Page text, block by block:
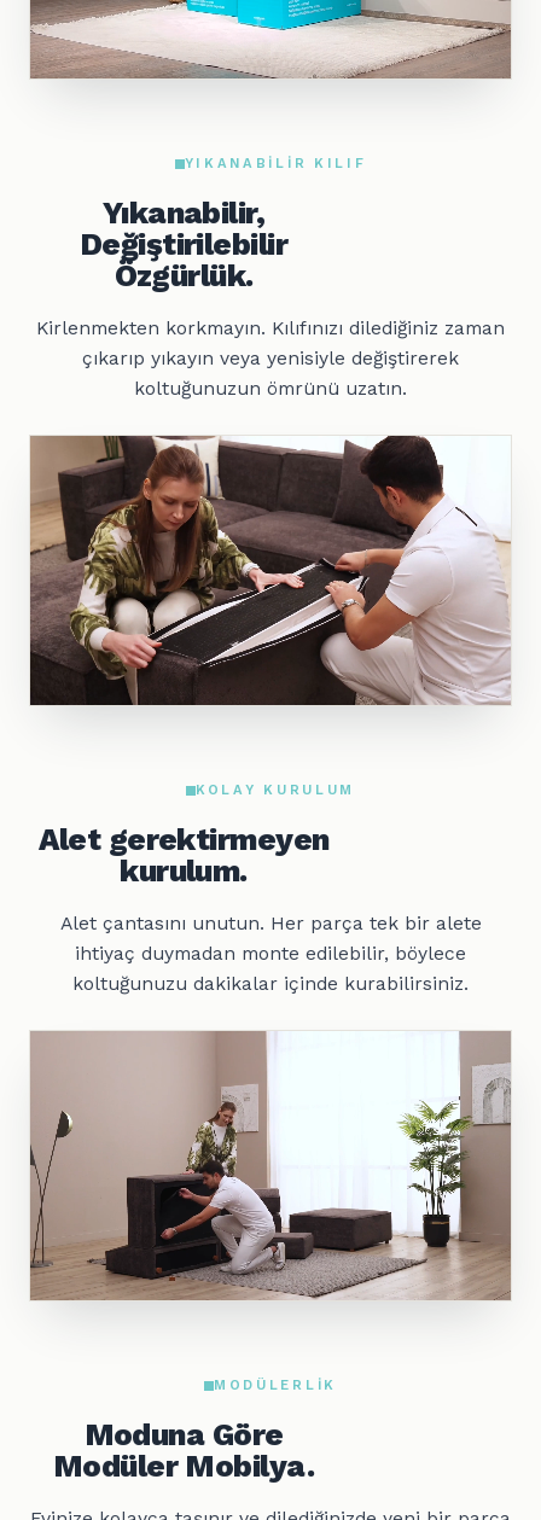
YIKANABILIR KILIF
Yıkanabilir,
Değiştirilebilir
Özgürlük.
Kirlenmekten korkmayın. Kılıfınızı dilediğiniz zaman
çıkarıp yıkayın veya yenisiyle değiştirerek
koltuğunuzun ömrünü uzatın.
KOLAY KURULUM
Alet gerektirmeyen
kurulum.
Alet çantasını unutun. Her parça tek bir alete
ihtiyaç duymadan monte edilebilir, böylece
koltuğunuzu dakikalar içinde kurabilirsiniz.
MODÜLERLIK
Moduna Göre
Modüler Mobilya.